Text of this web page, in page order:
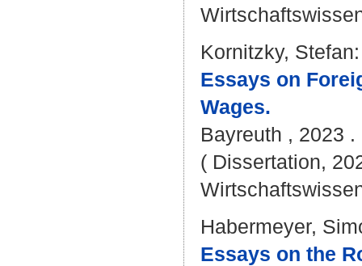
Kornitzky, Stefan:
Essays on
Wages.
Bayreuth , 2023 .
( Dissertation,
Habermeyer,
Essays on the